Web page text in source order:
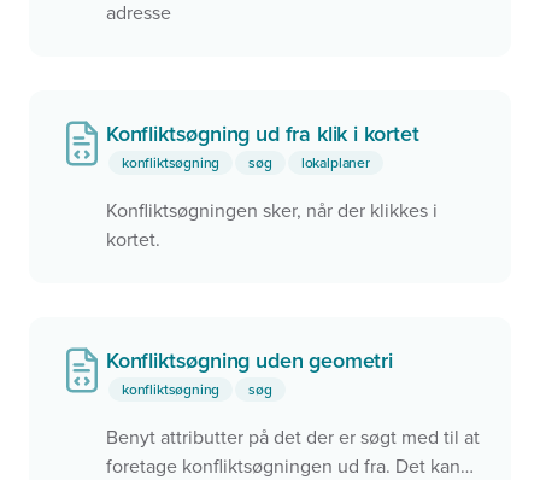
adresse
Konfliktsøgning ud fra klik i kortet
konfliktsøgning søg lokalplaner
Konfliktsøgningen sker, når der klikkes i
kortet.
Konfliktsøgning uden geometri
konfliktsøgning søg
Benyt attributter på det der er søgt med til at
foretage konfliktsøgningen ud fra. Det kan